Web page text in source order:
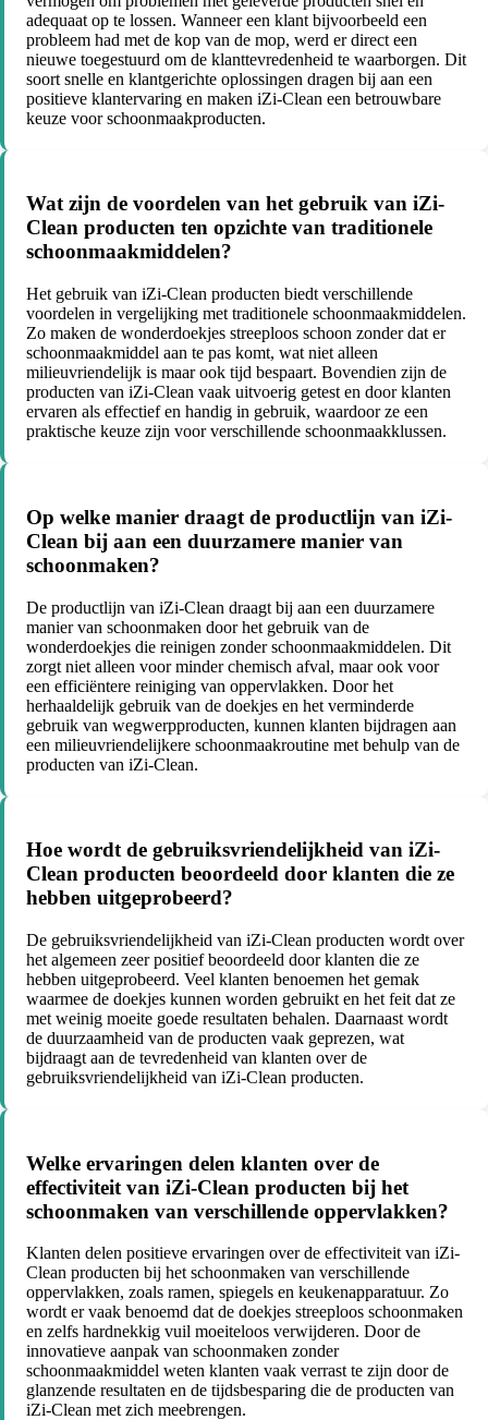
adequaat op te lossen. Wanneer een klant bijvoorbeeld een
probleem had met de kop van de mop, werd er direct een
nieuwe toegestuurd om de klanttevredenheid te waarborgen. Dit
soort snelle en klantgerichte oplossingen dragen bij aan een
positieve klantervaring en maken iZi-Clean een betrouwbare
keuze voor schoonmaakproducten.
Wat zijn de voordelen van het gebruik van iZi-
Clean producten ten opzichte van traditionele
schoonmaakmiddelen?
Het gebruik van iZi-Clean producten biedt verschillende
voordelen in vergelijking met traditionele schoonmaakmiddelen.
Zo maken de wonderdoekjes streeploos schoon zonder dat er
schoonmaakmiddel aan te pas komt, wat niet alleen
milieuvriendelijk is maar ook tijd bespaart. Bovendien zijn de
producten van iZi-Clean vaak uitvoerig getest en door klanten
ervaren als effectief en handig in gebruik, waardoor ze een
praktische keuze zijn voor verschillende schoonmaakklussen.
Op welke manier draagt de productlijn van iZi-
Clean bij aan een duurzamere manier van
schoonmaken?
De productlijn van iZi-Clean draagt bij aan een duurzamere
manier van schoonmaken door het gebruik van de
wonderdoekjes die reinigen zonder schoonmaakmiddelen. Dit
zorgt niet alleen voor minder chemisch afval, maar ook voor
een efficiëntere reiniging van oppervlakken. Door het
herhaaldelijk gebruik van de doekjes en het verminderde
gebruik van wegwerpproducten, kunnen klanten bijdragen aan
een milieuvriendelijkere schoonmaakroutine met behulp van de
producten van iZi-Clean.
Hoe wordt de gebruiksvriendelijkheid van iZi-
Clean producten beoordeeld door klanten die ze
hebben uitgeprobeerd?
De gebruiksvriendelijkheid van iZi-Clean producten wordt over
het algemeen zeer positief beoordeeld door klanten die ze
hebben uitgeprobeerd. Veel klanten benoemen het gemak
waarmee de doekjes kunnen worden gebruikt en het feit dat ze
met weinig moeite goede resultaten behalen. Daarnaast wordt
de duurzaamheid van de producten vaak geprezen, wat
bijdraagt aan de tevredenheid van klanten over de
gebruiksvriendelijkheid van iZi-Clean producten.
Welke ervaringen delen klanten over de
effectiviteit van iZi-Clean producten bij het
schoonmaken van verschillende oppervlakken?
Klanten delen positieve ervaringen over de effectiviteit van iZi-
Clean producten bij het schoonmaken van verschillende
oppervlakken, zoals ramen, spiegels en keukenapparatuur. Zo
wordt er vaak benoemd dat de doekjes streeploos schoonmaken
en zelfs hardnekkig vuil moeiteloos verwijderen. Door de
innovatieve aanpak van schoonmaken zonder
schoonmaakmiddel weten klanten vaak verrast te zijn door de
glanzende resultaten en de tijdsbesparing die de producten van
iZi-Clean met zich meebrengen.